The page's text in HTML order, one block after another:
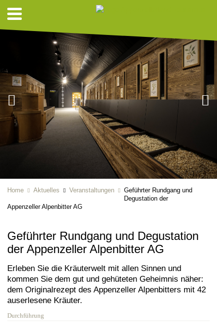
Home Aktuelles Veranstaltungen
Geführter Rundgang und
Degustation der
Appenzeller Alpenbitter AG
Geführter Rundgang und Degustation
der Appenzeller Alpenbitter AG
Erleben Sie die Kräuterwelt mit allen Sinnen und
kommen Sie dem gut und gehüteten Geheimnis näher:
dem Originalrezept des Appenzeller Alpenbitters mit 42
auserlesene Kräuter.
Durchführung